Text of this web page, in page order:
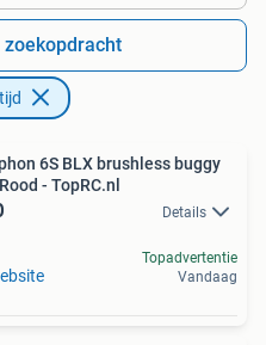
zoekopdracht
6S BLX brushless buggy
- TopRC.nl
Details
Topadvertentie
Vandaag